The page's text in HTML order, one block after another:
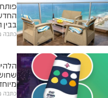
כתבה
כתבה